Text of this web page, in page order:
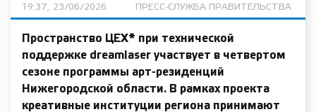
19:37, 23/06/2026 ПРЕСС-СЛУЖБА ПРАВИТЕЛЬСТВА
Пространство ЦЕХ* при технической
поддержке dreamlaser участвует в четвертом
сезоне программы арт-резиденций
Нижегородской области. В рамках проекта
креативные институции региона принимают